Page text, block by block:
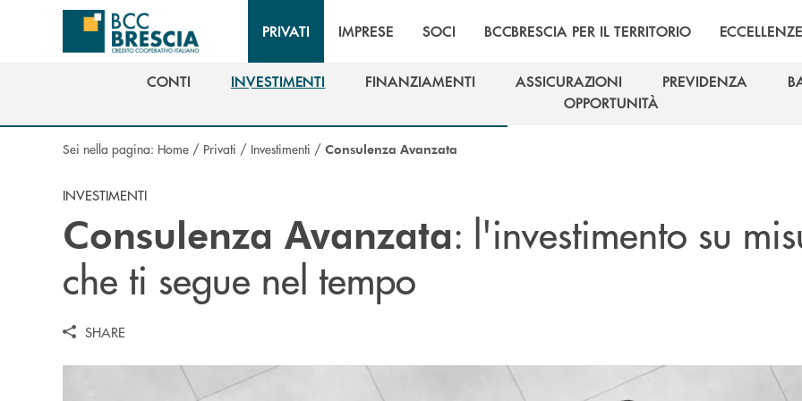
Salta al contenuto principale
PRIVATI IMPRESE SOCI BCCBRESCIA PER IL TERRITORIO ECCELLENZE
CONTI
INVESTIMENTI
FINANZIAMENTI
ASSICURAZIONI
ASSICURAZIONI
PREVIDENZA
OPPORTUNITÀ
Sei nella pagina: Home / Privati / Investimenti / Consulenza Avanzata
INVESTIMENTI
Consulenza Avanzata: l'investimento su
che ti segue nel tempo
SHARE